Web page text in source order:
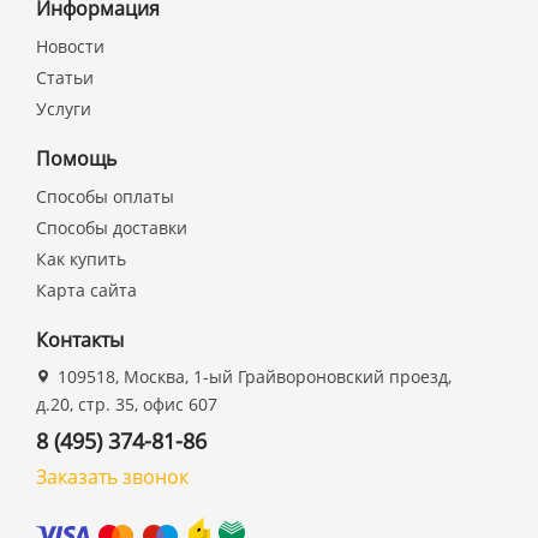
Информация
Новости
Статьи
Услуги
Помощь
Способы оплаты
Способы доставки
Как купить
Карта сайта
Контакты
109518, Москва, 1-ый Грайвороновский проезд,
д.20, стр. 35, офис 607
8 (495) 374-81-86
Заказать звонок